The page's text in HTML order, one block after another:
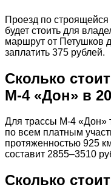
Проезд по
будет стоить для
маршрут от Петушков
заплатить 375 рублей.
Сколько
М-4 «Дон» в
Для трассы М-4 «Дон»
по всем платным
протяженностью 925
составит 2855–3510
Сколько